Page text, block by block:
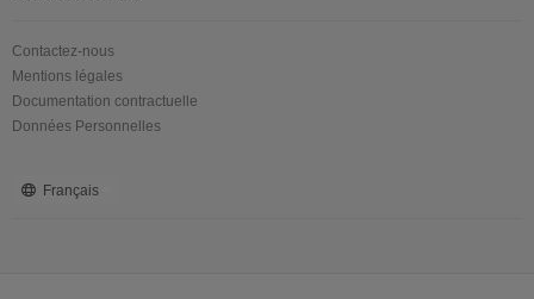
Contactez-nous
Mentions légales
Documentation contractuelle
Données Personnelles
Français